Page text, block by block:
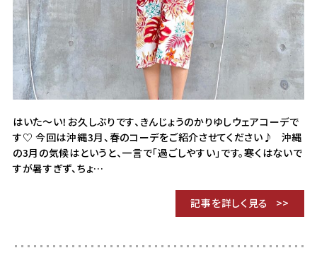
はいた～い！お久しぶりです、きんじょうのかりゆしウェアコーデで
す♡ 今回は沖縄3月、春のコーデをご紹介させてください♪ 沖縄
の3月の気候はというと、一言で「過ごしやすい」です。寒くはないで
すが暑すぎず、ちょ…
記事を詳しく見る